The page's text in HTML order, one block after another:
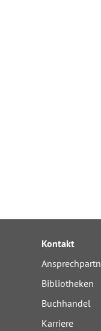
Kontakt
Bibliotheken
Buchhandel
Karriere